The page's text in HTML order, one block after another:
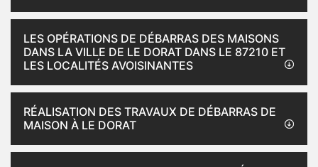
LES OPÉRATIONS DE DÉBARRAS DES MAISONS
DANS LA VILLE DE LE DORAT DANS LE 87210 ET
LES LOCALITÉS AVOISINANTES
RÉALISATION DES TRAVAUX DE DÉBARRAS DE
MAISON À LE DORAT